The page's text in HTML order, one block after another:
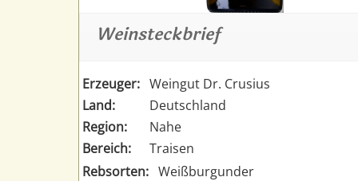
Weinsteckbrief
Erzeuger: Weingut Dr. Crusius
Land:
Deutschland
Region:
Nahe
Bereich:
Traisen
Rebsorten: Weißburgunder